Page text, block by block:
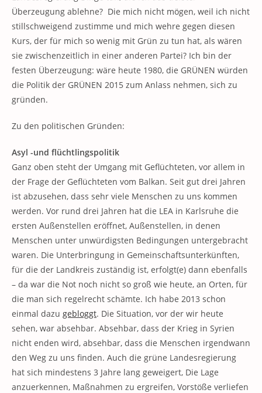
Überzeugung ablehne? Die mich nicht mögen, weil ich nicht
stillschweigend zustimme und mich wehre gegen diesen
Kurs, der für mich so wenig mit Grün zu tun hat, als wären
sie zwischenzeitlich in einer anderen Partei? Ich bin der
festen Überzeugung: wäre heute 1980, die GRÜNEN würden
die Politik der GRÜNEN 2015 zum Anlass nehmen, sich zu
gründen.
Zu den politischen Gründen:
Asyl -und flüchtlingspolitik
Ganz oben steht der Umgang mit Geflüchteten, vor allem in
der Frage der Geflüchteten vom Balkan. Seit gut drei Jahren
ist abzusehen, dass sehr viele Menschen zu uns kommen
werden. Vor rund drei Jahren hat die LEA in Karlsruhe die
ersten Außenstellen eröffnet, Außenstellen, in denen
Menschen unter unwürdigsten Bedingungen untergebracht
waren. Die Unterbringung in Gemeinschaftsunterkünften,
für die der Landkreis zuständig ist, erfolgt(e) dann ebenfalls
– da war die Not noch nicht so groß wie heute, an Orten, für
die man sich regelrecht schämte. Ich habe 2013 schon
einmal dazu gebloggt. Die Situation, vor der wir heute
sehen, war absehbar. Absehbar, dass der Krieg in Syrien
nicht enden wird, absehbar, dass die Menschen irgendwann
den Weg zu uns finden. Auch die grüne Landesregierung
hat sich mindestens 3 Jahre lang geweigert, Die Lage
anzuerkennen, Maßnahmen zu ergreifen, Vorstöße verliefen